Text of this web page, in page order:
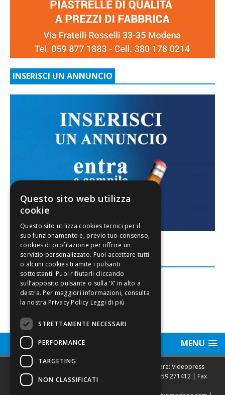
INSERISCI UN ANNUNCIO
FACEBOOK
MENU
Sede legale, Redazione, pubblicità e annunci Editore: Videopress
Modena S.r.l. via Emilia Est, 402/6 - Modena | Tel.
059 271412 | Fax
Questo sito web utilizza
cookie
Leggi di più
STRETTAMENTE NECESSARI
PERFORMANCE
TARGETING
NON CLASSIFICATI